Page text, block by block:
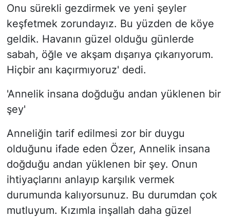
Onu sürekli gezdirmek ve yeni şeyler
keşfetmek zorundayız. Bu yüzden de köye
geldik. Havanın güzel olduğu günlerde
sabah, öğle ve akşam dışarıya çıkarıyorum.
Hiçbir anı kaçırmıyoruz' dedi.
'Annelik insana doğduğu andan yüklenen bir
şey'
Anneliğin tarif edilmesi zor bir duygu
olduğunu ifade eden Özer, Annelik insana
doğduğu andan yüklenen bir şey. Onun
ihtiyaçlarını anlayıp karşılık vermek
durumunda kalıyorsunuz. Bu durumdan çok
mutluyum. Kızımla inşallah daha güzel